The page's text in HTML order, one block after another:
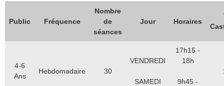
Public Fréquence
Nombre
de
séances
Jour Horaires
4-6
Ans
Hebdomadaire 30
VENDREDI
SAMEDI
17h15 -
18h
9h45 -